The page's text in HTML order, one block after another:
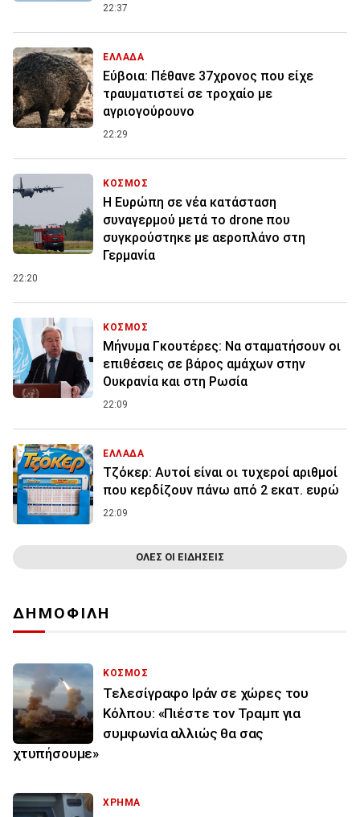
22:37
ΕΛΛΑΔΑ
Εύβοια: Πέθανε 37χρονος που είχε
τραυματιστεί σε τροχαίο με
αγριογούρουνο
22:29
ΚΟΣΜΟΣ
Η Ευρώπη σε νέα κατάσταση
συναγερμού μετά το drone που
συγκρούστηκε με αεροπλάνο στη
Γερμανία
22:20
ΚΟΣΜΟΣ
Μήνυμα Γκουτέρες: Να σταματήσουν οι
επιθέσεις σε βάρος αμάχων στην
Ουκρανία και στη Ρωσία
22:09
ΕΛΛΑΔΑ
Τζόκερ: Αυτοί είναι οι τυχεροί αριθμοί
που κερδίζουν πάνω από 2 εκατ. ευρώ
22:09
ΟΛΕΣ ΟΙ ΕΙΔΗΣΕΙΣ
ΔΗΜΟΦΙΛΗ
ΚΟΣΜΟΣ
Τελεσίγραφο Ιράν σε χώρες του
Κόλπου: «Πιέστε τον Τραμπ για
συμφωνία αλλιώς θα σας
χτυπήσουμε»
ΧΡΗΜΑ